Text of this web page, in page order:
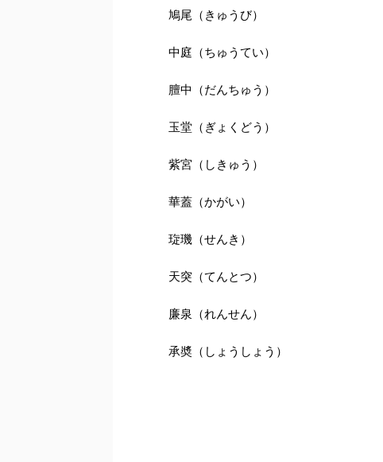
鳩尾（きゅうび）
中庭（ちゅうてい）
膻中（だんちゅう）
玉堂（ぎょくどう）
紫宮（しきゅう）
華蓋（かがい）
琁璣（せんき）
天突（てんとつ）
廉泉（れんせん）
承奬（しょうしょう）